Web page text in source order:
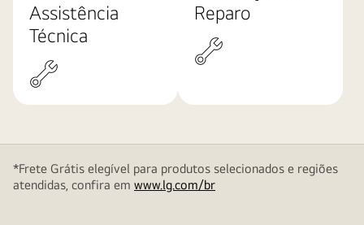
Assistência
Técnica
Reparo
*Frete Grátis elegível para produtos selecionados e regiões
atendidas, confira em www.lg.com/br